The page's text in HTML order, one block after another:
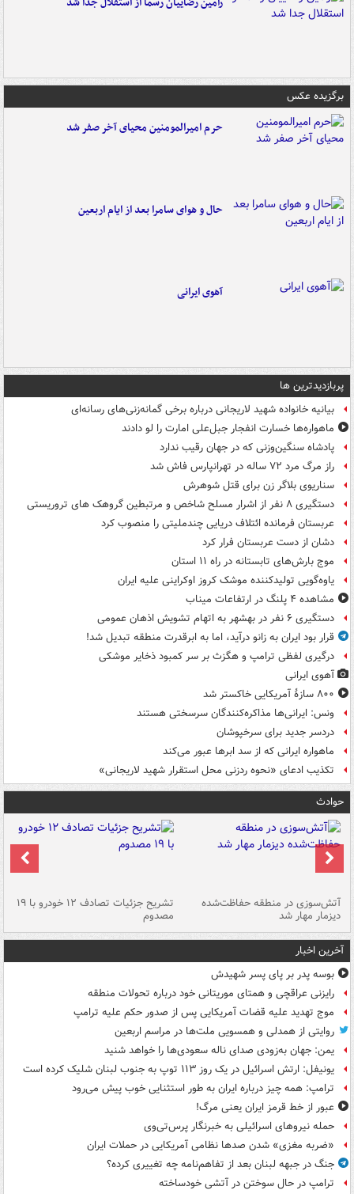
برگزیده عکس
حرم امیرالمومنین محیای آخر صفر شد
حال و هوای سامرا بعد از ایام اربعین
آهوی ایرانی
پربازدیدترین ها
بیانیه خانواده شهید لاریجانی درباره برخی گمانه‌زنی‌های رسانه‌ای
ماهواره‌ها خسارت انفجار جبل‌علی امارت را لو دادند
پادشاه سنگین‌وزنی که در جهان رقیب ندارد
راز مرگ مرد ۷۲ ساله در تهرانپارس فاش شد
سناریوی بلاگر زن برای قتل شوهرش
دستگیری ۸ نفر از اشرار مسلح شاخص و مرتبطین گروهک های تروریستی
عربستان فرمانده ائتلاف دریایی چندملیتی را منصوب کرد
دشان از دست عربستان فرار کرد
موج بارش‌های تابستانه در راه ۱۱ استان
یاوه‌گویی تولیدکننده موشک کروز اوکراینی علیه ایران
مشاهده ۴ پلنگ در ارتفاعات میناب
دستگیری ۶ نفر در بهشهر به اتهام تشویش اذهان عمومی
قرار بود ایران به زانو درآید، اما به ابرقدرت منطقه تبدیل شد!
درگیری لفظی ترامپ و هگزث بر سر کمبود ذخایر موشکی
آهوی ایرانی
۸۰۰ سازۀ آمریکایی خاکستر شد
ونس: ایرانی‌ها مذاکره‌کنندگان سرسختی هستند
دردسر جدید برای سرخپوشان
ماهواره ایرانی که از سد ابرها عبور می‌کند
تکذیب ادعای «نحوه ردزنی محل استقرار شهید لاریجانی»
حوادث
آتش‌سوزی در منطقه حفاظت‌شده
دیزمار مهار شد
تشریح جزئیات تصادف ۱۲ خودرو با ۱۹
مصدوم
آخرین اخبار
بوسه‌ پدر بر پای پسر شهیدش
رایزنی عراقچی و همتای موریتانی خود درباره تحولات منطقه
موج تهدید علیه قضات آمریکایی پس از صدور حکم علیه ترامپ
روایتی از همدلی و همسویی ملت‌ها در مراسم اربعین
یمن: جهان به‌زودی صدای ناله سعودی‌ها را خواهد شنید
یونیفل: ارتش اسرائیل در یک روز ۱۱۳ توپ به جنوب لبنان شلیک کرده است
ترامپ: همه چیز درباره ایران به طور استثنایی خوب پیش می‌رود
عبور از خط قرمز ایران یعنی مرگ!
حمله نیروهای اسرائیلی به خبرنگار پرس‌تی‌وی
«ضربه مغزی» شدن صدها نظامی آمریکایی در حملات ایران
جنگ در جبهه لبنان بعد از تفاهم‌نامه چه تغییری کرده؟
ترامپ در حال سوختن در آتشی خودساخته